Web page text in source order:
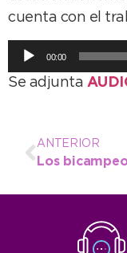
cuenta con el
Reproductor
de
00:00
Se adjunta
ANTERIOR